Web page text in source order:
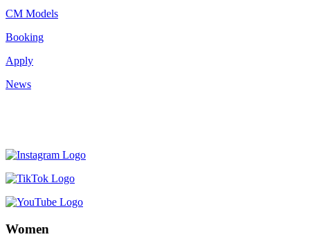
CM Models
Booking
Apply
News
Women